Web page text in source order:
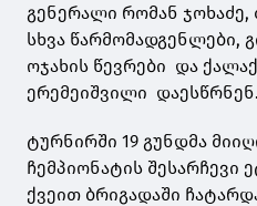
გენერალი რომან ჯოხაძე,
სხვა წარმომადგენლები,
ოჯახის წევრები და
ერემეიშვილი დაესწრნენ.
ტურნირში 19 გუნდმა
ჩემპიონატის შესარჩევი
ქვეით ბრიგადაში